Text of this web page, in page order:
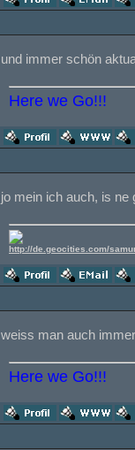
und immer schön
Here we Go!!!
jo mein ich auch, is ne
http://de.geocities.com/
weiss man auch
Here we Go!!!